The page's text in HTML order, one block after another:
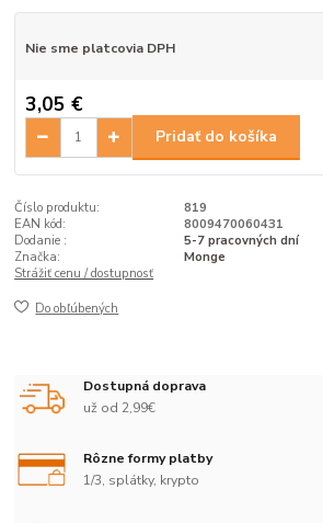
Nie sme platcovia DPH
3,05 €
Pridať do košíka
Číslo produktu:
819
EAN kód:
8009470060431
Dodanie :
5-7 pracovných dní
Značka:
Monge
Strážiť cenu / dostupnosť
Do obľúbených
Dostupná doprava
už od 2,99€
Rôzne formy platby
1/3, splátky, krypto